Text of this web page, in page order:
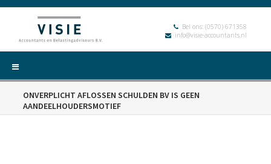
Bel ons: (0570) 671358
info@visie-accountants.nl
ONVERPLICHT AFLOSSEN SCHULDEN BV IS GEEN
AANDEELHOUDERSMOTIEF